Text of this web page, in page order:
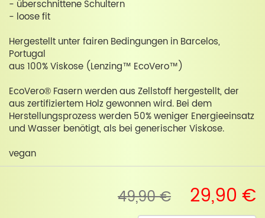
- überschnittene Schultern
- loose fit
Hergestellt unter fairen Bedingungen in Barcelos,
Portugal
aus 100% Viskose (Lenzing™ EcoVero™)
EcoVero® Fasern werden aus Zellstoff hergestellt, der
aus zertifiziertem Holz gewonnen wird. Bei dem
Herstellungsprozess werden 50% weniger Energieeinsatz
und Wasser benötigt, als bei generischer Viskose.
vegan
49,90 € 29,90 €